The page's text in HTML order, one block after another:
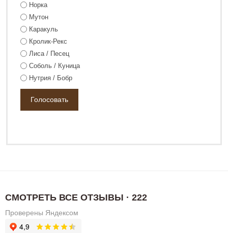
Норка
Мутон
Каракуль
Кролик-Рекс
Лиса / Песец
Соболь / Куница
Нутрия / Бобр
СМОТРЕТЬ ВСЕ ОТЗЫВЫ · 222
Проверены Яндексом